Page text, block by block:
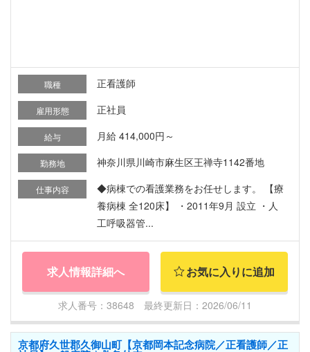
職種 正看護師
雇用形態 正社員
給与 月給 414,000円～
勤務地 神奈川県川崎市麻生区王禅寺1142番地
仕事内容
◆病棟での看護業務をお任せします。 【療
養病棟 全120床】 ・2011年9月 設立 ・人
工呼吸器管...
求人情報詳細へ お気に入りに追加
求人番号：38648 最終更新日：2026/06/11
京都府久世郡久御山町【京都岡本記念病院／正看護師／正